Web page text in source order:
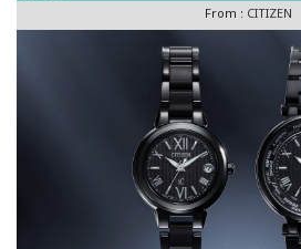
From : CITIZEN